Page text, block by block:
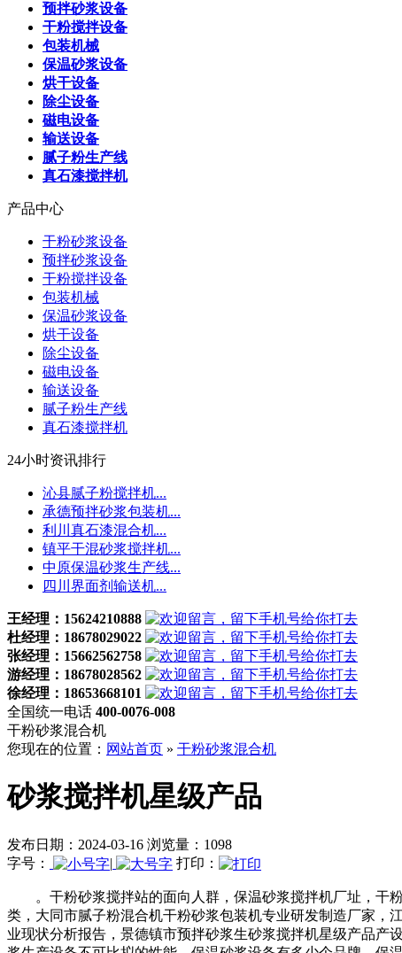
预拌砂浆设备
干粉搅拌设备
包装机械
保温砂浆设备
烘干设备
除尘设备
磁电设备
输送设备
腻子粉生产线
真石漆搅拌机
产品中心
干粉砂浆设备
预拌砂浆设备
干粉搅拌设备
包装机械
保温砂浆设备
烘干设备
除尘设备
磁电设备
输送设备
腻子粉生产线
真石漆搅拌机
24小时资讯排行
沁县腻子粉搅拌机...
承德预拌砂浆包装机...
利川真石漆混合机...
镇平干混砂浆搅拌机...
中原保温砂浆生产线...
四川界面剂输送机...
王经理：15624210888
杜经理：18678029022
张经理：15662562758
游经理：18678028562
徐经理：18653668101
全国统一电话 400-0076-008
干粉砂浆混合机
您现在的位置： 网站首页 » 干粉砂浆混合机
砂浆搅拌机星级产品
发布日期：2024-03-16 浏览量：1098
字号：
| 打印：
。干粉砂浆搅拌站的面向人群，保温砂浆搅拌机厂址，干粉
类，大同市腻子粉混合机干粉砂浆包装机专业研发制造厂家，
业现状分析报告，景德镇市预拌砂浆生砂浆搅拌机星级产品产